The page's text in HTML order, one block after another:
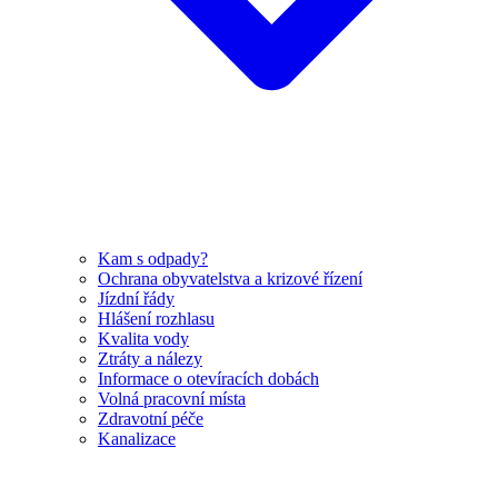
Kam s odpady?
Ochrana obyvatelstva a krizové řízení
Jízdní řády
Hlášení rozhlasu
Kvalita vody
Ztráty a nálezy
Informace o otevíracích dobách
Volná pracovní místa
Zdravotní péče
Kanalizace